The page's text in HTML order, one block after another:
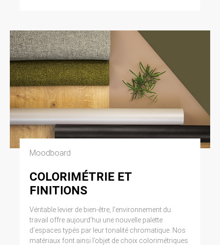
Moodboard
COLORIMÉTRIE ET
FINITIONS
Véritable levier de bien-être, l’environnement du
travail offre aujourd’hui une nouvelle palette
d’espaces typés par leur tonalité chromatique. Nos
matériaux font ainsi l’objet de choix colorimétriques